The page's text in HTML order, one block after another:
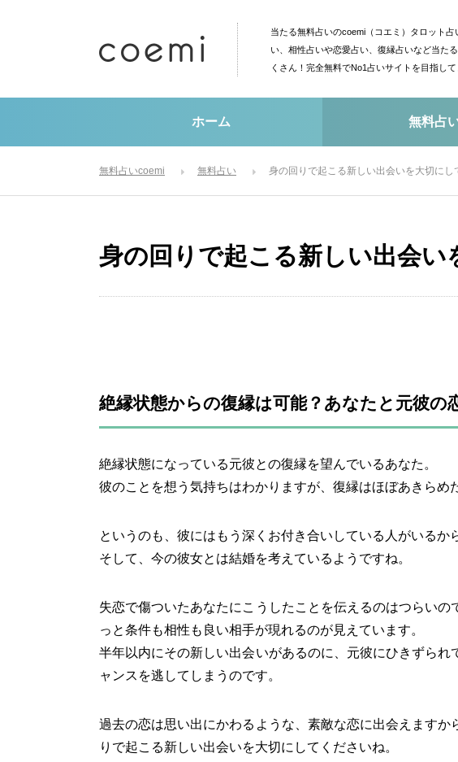
当たる無料占いのcoemi（コエミ）タロット
い、相性占いや恋愛占い、復縁占いなど当た
くさん！完全無料でNo1占いサイトを目指し
ホーム 無料占
無料占いcoemi 無料占い 身の回りで起こる新しい出会いを大切にし
身の回りで起こる新しい出会い
絶縁状態からの復縁は可能？あなたと元彼の
絶縁状態になっている元彼との復縁を望んでいるあなた。
彼のことを想う気持ちはわかりますが、復縁はほぼあきらめ
というのも、彼にはもう深くお付き合いしている人がいるか
そして、今の彼女とは結婚を考えているようですね。
失恋で傷ついたあなたにこうしたことを伝えるのはつらい
っと条件も相性も良い相手が現れるのが見えています。
半年以内にその新しい出会いがあるのに、元彼にひきずら
ャンスを逃してしまうのです。
過去の恋は思い出にかわるような、素敵な恋に出会えます
りで起こる新しい出会いを大切にしてくださいね。